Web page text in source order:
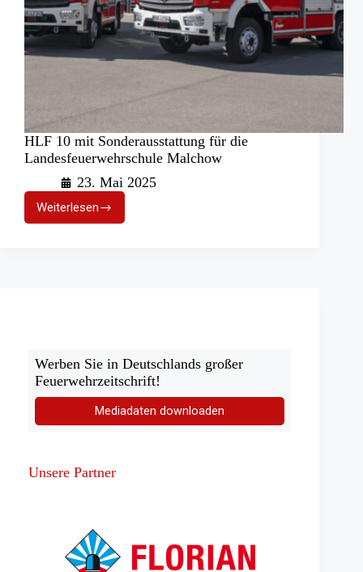
HLF 10 mit Sonderausstattung für die
Landesfeuerwehrschule Malchow
23. Mai 2025
Weiterlesen
HLF
10
Werben Sie in Deutschlands großer
Feuerwehrzeitschrift!
Mediadaten downloaden
Unsere Partner